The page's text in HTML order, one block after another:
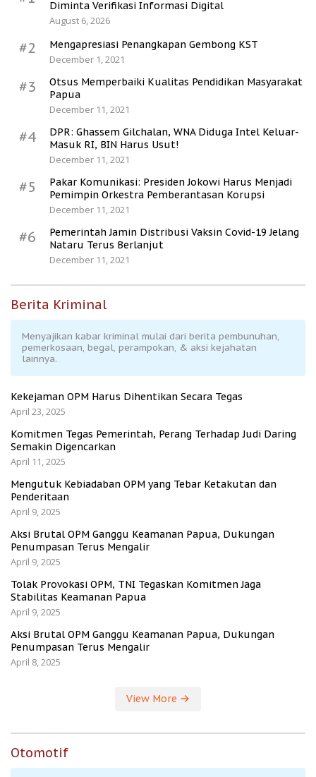
Diminta Verifikasi Informasi Digital
August 6, 2026
#2
Mengapresiasi Penangkapan Gembong KST
December 1, 2021
#3
Otsus Memperbaiki Kualitas Pendidikan Masyarakat
Papua
December 11, 2021
#4
DPR: Ghassem Gilchalan, WNA Diduga Intel Keluar-
Masuk RI, BIN Harus Usut!
December 11, 2021
#5
Pakar Komunikasi: Presiden Jokowi Harus Menjadi
Pemimpin Orkestra Pemberantasan Korupsi
December 11, 2021
#6
Pemerintah Jamin Distribusi Vaksin Covid-19 Jelang
Nataru Terus Berlanjut
December 11, 2021
Berita Kriminal
Menyajikan kabar kriminal mulai dari berita pembunuhan,
pemerkosaan, begal, perampokan, & aksi kejahatan
lainnya.
Kekejaman OPM Harus Dihentikan Secara Tegas
April 23, 2025
Komitmen Tegas Pemerintah, Perang Terhadap Judi Daring
Semakin Digencarkan
April 11, 2025
Mengutuk Kebiadaban OPM yang Tebar Ketakutan dan
Penderitaan
April 9, 2025
Aksi Brutal OPM Ganggu Keamanan Papua, Dukungan
Penumpasan Terus Mengalir
April 9, 2025
Tolak Provokasi OPM, TNI Tegaskan Komitmen Jaga
Stabilitas Keamanan Papua
April 9, 2025
Aksi Brutal OPM Ganggu Keamanan Papua, Dukungan
Penumpasan Terus Mengalir
April 8, 2025
View More
Otomotif